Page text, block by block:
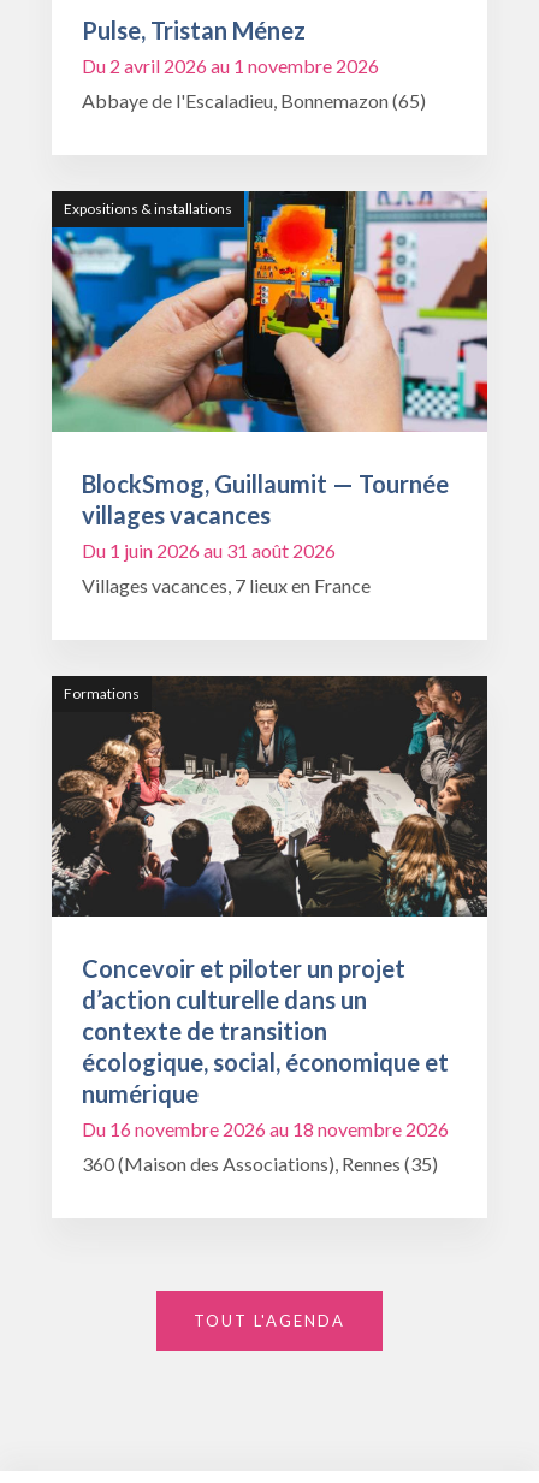
Pulse, Tristan Ménez
Du 2 avril 2026 au 1 novembre 2026
Abbaye de l'Escaladieu, Bonnemazon (65)
Expositions & installations
BlockSmog, Guillaumit — Tournée
villages vacances
Du 1 juin 2026 au 31 août 2026
Villages vacances, 7 lieux en France
Formations
Concevoir et piloter un projet
d’action culturelle dans un
contexte de transition
écologique, social, économique et
numérique
Du 16 novembre 2026 au 18 novembre 2026
360 (Maison des Associations), Rennes (35)
TOUT L'AGENDA